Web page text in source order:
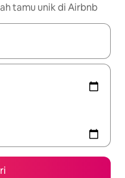
tamu unik di Airbnb
kekunci anak panah